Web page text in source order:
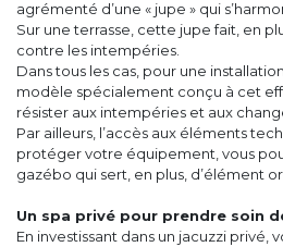
agrémenté d’une « jupe » qui
Sur une terrasse, cette jupe fait, en
contre les intempéries.
Dans tous les cas, pour une
modèle spécialement conçu à cet
résister aux intempéries et aux
Par ailleurs, l’accès aux éléments
protéger votre équipement, vous
gazébo qui sert, en plus, d’élément
Un spa privé pour prendre soin
En investissant dans un jacuzzi privé,